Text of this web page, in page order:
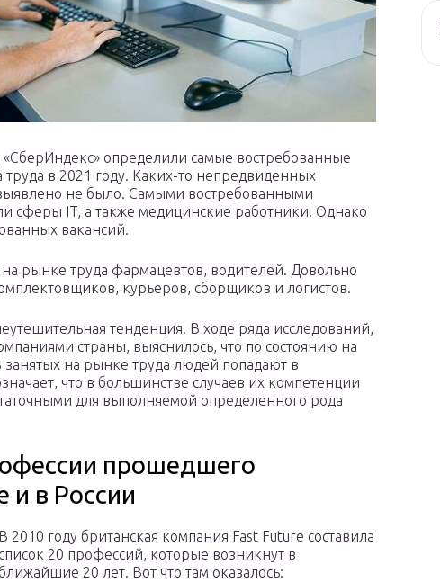
«СберИндекс» определили самые востребованные
в 2021 году. Каких-то непредвиденных
не было. Самыми востребованными
сферы IT, а также медицинские работники. Однако
вакансий.
рынке труда фармацевтов, водителей. Довольно
курьеров, сборщиков и логистов.
тенденция. В ходе ряда исследований,
страны, выяснилось, что по состоянию на
занятых на рынке труда людей попадают в
что в большинстве случаев их компетенции
для выполняемой определенного рода
прошедшего
и в России
В 2010 году британская компания Fast Future составила
20 профессий, которые возникнут в
20 лет. Вот что там оказалось: